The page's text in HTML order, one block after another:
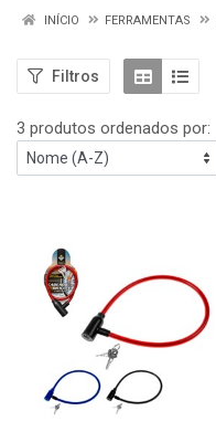
INÍCIO FERRAMENTAS
Filtros
3 produtos ordenados por: